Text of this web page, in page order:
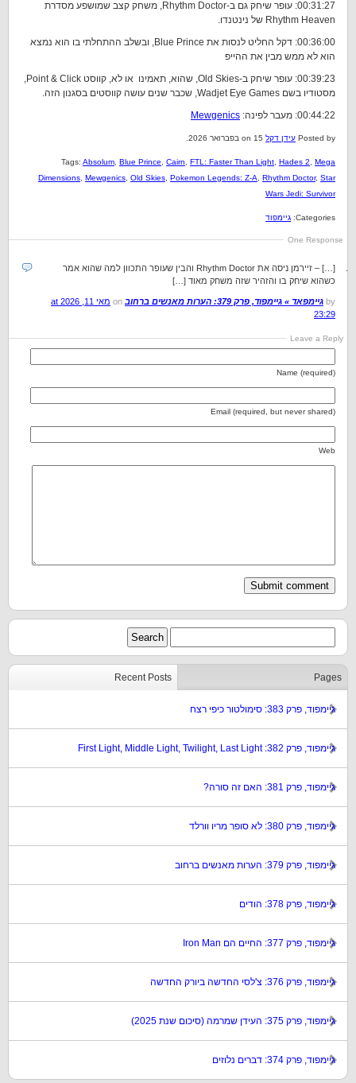
00:31:27: עופר שיחק גם ב-Rhythm Doctor, משחק קצב שמושפע מסדרת
Rhythm Heaven של נינטנדו.
00:36:00: דקל החליט לנסות את Blue Prince, ובשלב ההתחלתי בו הוא נמצא
הוא לא ממש מבין את ההייפ
00:39:23: עופר שיחק ב-Old Skies, שהוא, תאמינו או לא, קווסט Point & Click,
מסטודיו בשם Wadjet Eye Games, שכבר שנים עושה קווסטים בסגנון הזה.
00:44:22: מעבר לפינה:
Mewgenics
Posted by עידן דקל
Tags: Absolum Blue Prince Cairn FTL: Faster Than Light Hades 2
Mega
Dimensions Mewgenics Old Skies Pokemon Legends: Z-A Rhythm Doctor, Star
Wars Jedi: Survivor
Categories: גיימפוד
One Response
[…] – זיירמן ניסה את Rhythm Doctor והבין שעופר התכוון למה שהוא אמר
כשהוא שיחק בו והזהיר שזה משחק מאוד […]
by גיימפאד » גיימפוד, פרק 379: הערות מאנשים ברחוב
מאי 11, 2026 at
23:29
Leave a Reply
Name (required)
Email (required, but never shared)
Web
Recent Posts Pages
גיימפוד, פרק 383: סימולטור כיפי רצח
גיימפוד, פרק 382: First Light, Middle Light, Twilight, Last Light
גיימפוד, פרק 381: האם זה סורה?
גיימפוד, פרק 380: לא סופר מריו וורלד
גיימפוד, פרק 379: הערות מאנשים ברחוב
גיימפוד, פרק 378: הודים
גיימפוד, פרק 377: החיים הם Iron Man
גיימפוד, פרק 376: צ'לסי החדשה ביורק החדשה
גיימפוד, פרק 375: העידן שמרמה (סיכום שנת 2025)
גיימפוד, פרק 374: דברים נלוזים